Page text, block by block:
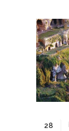
28